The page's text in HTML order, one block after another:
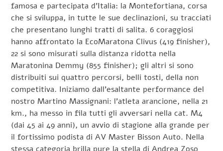
famosa e partecipata d’Italia: la Montefortiana, corsa
che si sviluppa, in tutte le sue declinazioni, su tracciati
che presentano lunghi tratti di salita. 6 coraggiosi
hanno affrontato la EcoMaratona Clivus (419 finisher),
22 si sono misurati sulla distanza ridotta nella
Maratonina Demmy (855 finisher); gli altri si sono
distribuiti sui quattro percorsi, belli tosti, della non
competitiva. Iniziamo dall’esaltante performance del
nostro Martino Massignani: l’atleta arancione, nella 21
km., ha messo in fila tutti gli avversari nella cat. M4
(dai 45 ai 49 anni), un avvio di stagione alla grande per
il fortissimo podista di AV Master Bisson Auto. Nella